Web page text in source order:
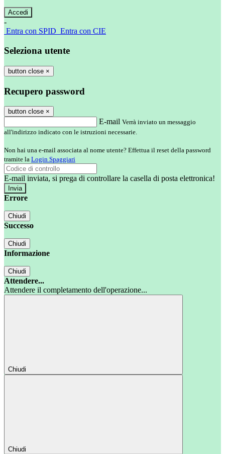
-
Entra con SPID Entra con CIE
Seleziona utente
button close ×
Recupero password
button close ×
E-mail Verrà inviato un messaggio
all'indirizzo indicato con le istruzioni necessarie.
Non hai una e-mail associata al nome utente? Effettua il reset della password
tramite la Login Spaggiari
E-mail inviata, si prega di controllare la casella di posta elettronica!
Errore
Chiudi
Successo
Chiudi
Informazione
Chiudi
Attendere...
Attendere il completamento dell'operazione...
Chiudi
Chiudi